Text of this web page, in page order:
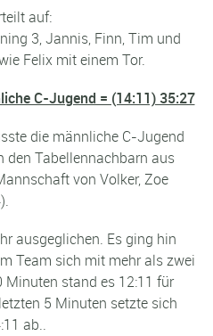
auf:
3, Jannis, Finn, Tim und
Felix mit einem Tor.
C-Jugend = (14:11) 35:27
die männliche C-Jugend
den Tabellennachbarn aus
von Volker, Zoe
ausgeglichen. Es ging hin
Team sich mit mehr als zwei
Minuten stand es 12:11 für
5 Minuten setzte sich
ab..